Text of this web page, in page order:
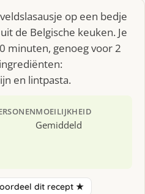
op een bedje
de Belgische keuken. Je
minuten, genoeg voor 2
en lintpasta.
MOEILIJKHEID
Gemiddeld
dit recept ★